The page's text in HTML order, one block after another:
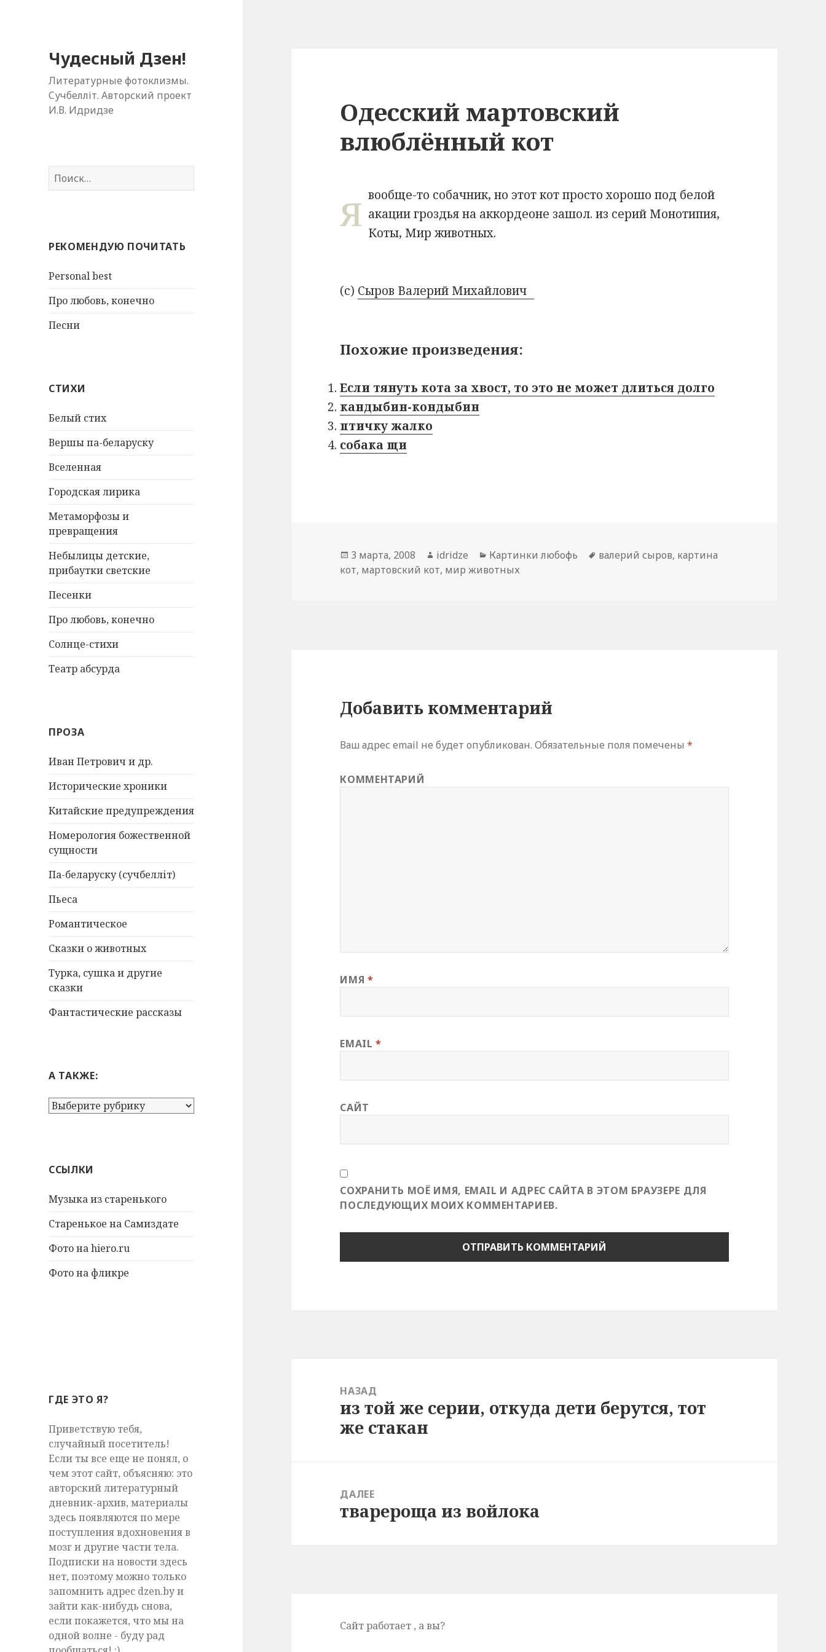
Чудесный Дзен!
Литературные фотоклизмы.
Cучбелліт. Авторский проект
И.В. Идридзе
Н
а
:РЕКОМЕНДУЮ ПОЧИТАТЬ
Personal best
Про любовь, конечно
Песни
СТИХИ
Белый стих
Вершы па-беларуску
Вселенная
Городская лирика
Метаморфозы и
превращения
Небылицы детские,
прибаутки светские
Песенки
Про любовь, конечно
Солнце-стихи
Театр абсурда
ПРОЗА
Иван Петрович и др.
Исторические хроники
Китайские предупреждения
Номерология божественной
сущности
Па-беларуску (сучбелліт)
Пьеса
Романтическое
Сказки о животных
Турка, сушка и другие
сказки
Фантастические рассказы
А ТАКЖЕ:
А
ж
:
ССЫЛКИ
Музыка из старенького
Старенькое на Самиздате
Фото на hiero.ru
Фото на фликре
ГДЕ ЭТО Я?
Приветствую тебя,
случайный посетитель!
Если ты все еще не понял, о
чем этот сайт, объясняю: это
авторский литературный
дневник-архив, материалы
здесь появляются по мере
поступления вдохновения в
мозг и другие части тела.
Подписки на новости здесь
нет, поэтому можно только
запомнить адрес dzen.by и
зайти как-нибудь снова,
если покажется, что мы на
одной волне - буду рад
Одесский мартовский
влюблённый кот
я вообще-то собачник, но этот кот просто хорошо под белой
акации гроздья на аккордеоне зашол. из серий Монотипия,
Коты, Мир животных.
(с) Сыров Валерий Михайлович
Похожие произведения:
Если тянуть кота за хвост, то это не может длиться долго
кандыбин-кондыбин
птичку жалко
собака щи
Опубликовано
3 марта, 2008 Автор
idridze Рубрики
Картинки любофь Метки
валерий сыров, картина
кот, мартовский кот, мир животных
Добавить комментарий
Ваш адрес email не будет опубликован. Обязательные поля помечены*
КОММЕНТАРИЙ
ИМЯ *
EMAIL*
САЙТ
СОХРАНИТЬ МОЁ ИМЯ, EMAIL И АДРЕС САЙТА В ЭТОМ БРАУЗЕРЕ ДЛЯ
ПОСЛЕДУЮЩИХ МОИХ КОММЕНТАРИЕВ.
записям
НАЗАД
Предыдущая
запись:
из той же серии, откуда дети берутся, тот
же стакан
ДАЛЕЕ
Следующая
тварероща из войлока
Сайт работает , а вы?